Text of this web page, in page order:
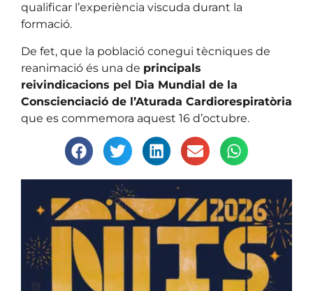
qualificar l’experiència viscuda durant la
formació.
De fet, que la població conegui tècniques de
reanimació és una de principals
reivindicacions pel Dia Mundial de la
Conscienciació de l’Aturada Cardiorespiratòria
que es commemora aquest 16 d’octubre.